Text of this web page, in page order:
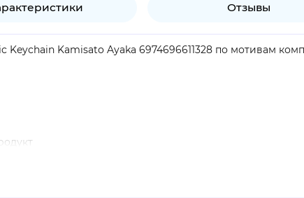
Отзывы
Kamisato Ayaka 6974696611328 по мотивам
Impact". Камисато Аяка - персонаж, наносящий